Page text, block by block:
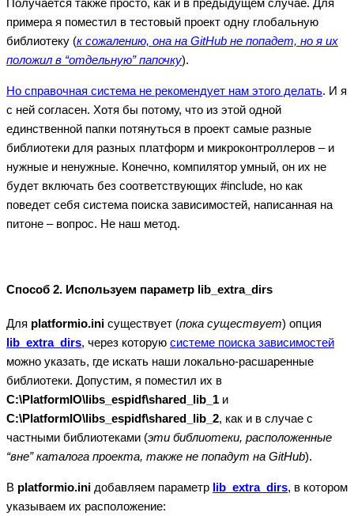
примера я поместил в тестовый проект одну глобальную
библиотеку (к сожалению, она на GitHub не попадет, но я их
положил в “отдельную” папочку).
Но справочная система не рекомендует нам этого делать. И я
с ней согласен. Хотя бы потому, что из этой одной
единственной папки потянуться в проект самые разные
библиотеки для разных платформ и микроконтроллеров – и
нужные и ненужные. Конечно, компилятор умный, он их не
будет включать без соответствующих #include, но как
поведет себя система поиска зависимостей, написанная на
питоне – вопрос. Не наш метод.
Способ 2. Используем параметр lib_extra_dirs
Для platformio.ini существует (пока существует) опция
lib_extra_dirs, через которую системе поиска зависимостей
можно указать, где искать наши локально-расшаренные
библиотеки. Допустим, я поместил их в
С:\PlatformIO\libs_espidf\shared_lib_1 и
С:\PlatformIO\libs_espidf\shared_lib_2, как и в случае с
частными библиотеками (эти библиотеки, расположенные
“вне” каталога проекта, также не попадут на GitHub).
В platformio.ini добавляем параметр lib_extra_dirs, в котором
указываем их расположение: